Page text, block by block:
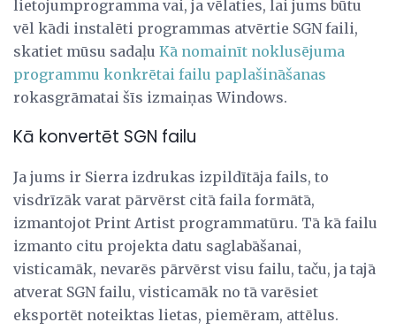
lietojumprogramma vai, ja vēlaties, lai jums būtu
vēl kādi instalēti programmas atvērtie SGN faili,
skatiet mūsu sadaļu Kā nomainīt noklusējuma
programmu konkrētai failu paplašināšanas
rokasgrāmatai šīs izmaiņas Windows.
Kā konvertēt SGN failu
Ja jums ir Sierra izdrukas izpildītāja fails, to
visdrīzāk varat pārvērst citā faila formātā,
izmantojot Print Artist programmatūru. Tā kā failu
izmanto citu projekta datu saglabāšanai,
visticamāk, nevarēs pārvērst visu failu, taču, ja tajā
atverat SGN failu, visticamāk no tā varēsiet
eksportēt noteiktas lietas, piemēram, attēlus.